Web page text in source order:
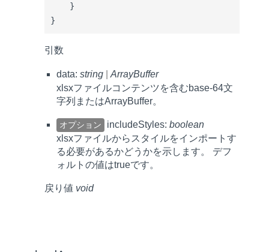
    }
}
引数
data: string
ArrayBuffer
xlsxファイルコンテンツを含むbase-64文
字列またはArrayBuffer。
オプション includeStyles: boolean
xlsxファイルからスタイルをインポートす
る必要があるかどうかを示します。 デフ
ォルトの値はtrueです。
戻り値 void